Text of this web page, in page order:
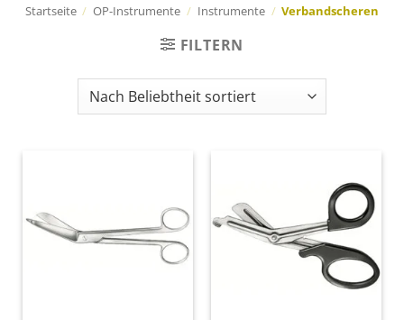
Startseite / OP-Instrumente / Instrumente / Verbandscheren
FILTERN